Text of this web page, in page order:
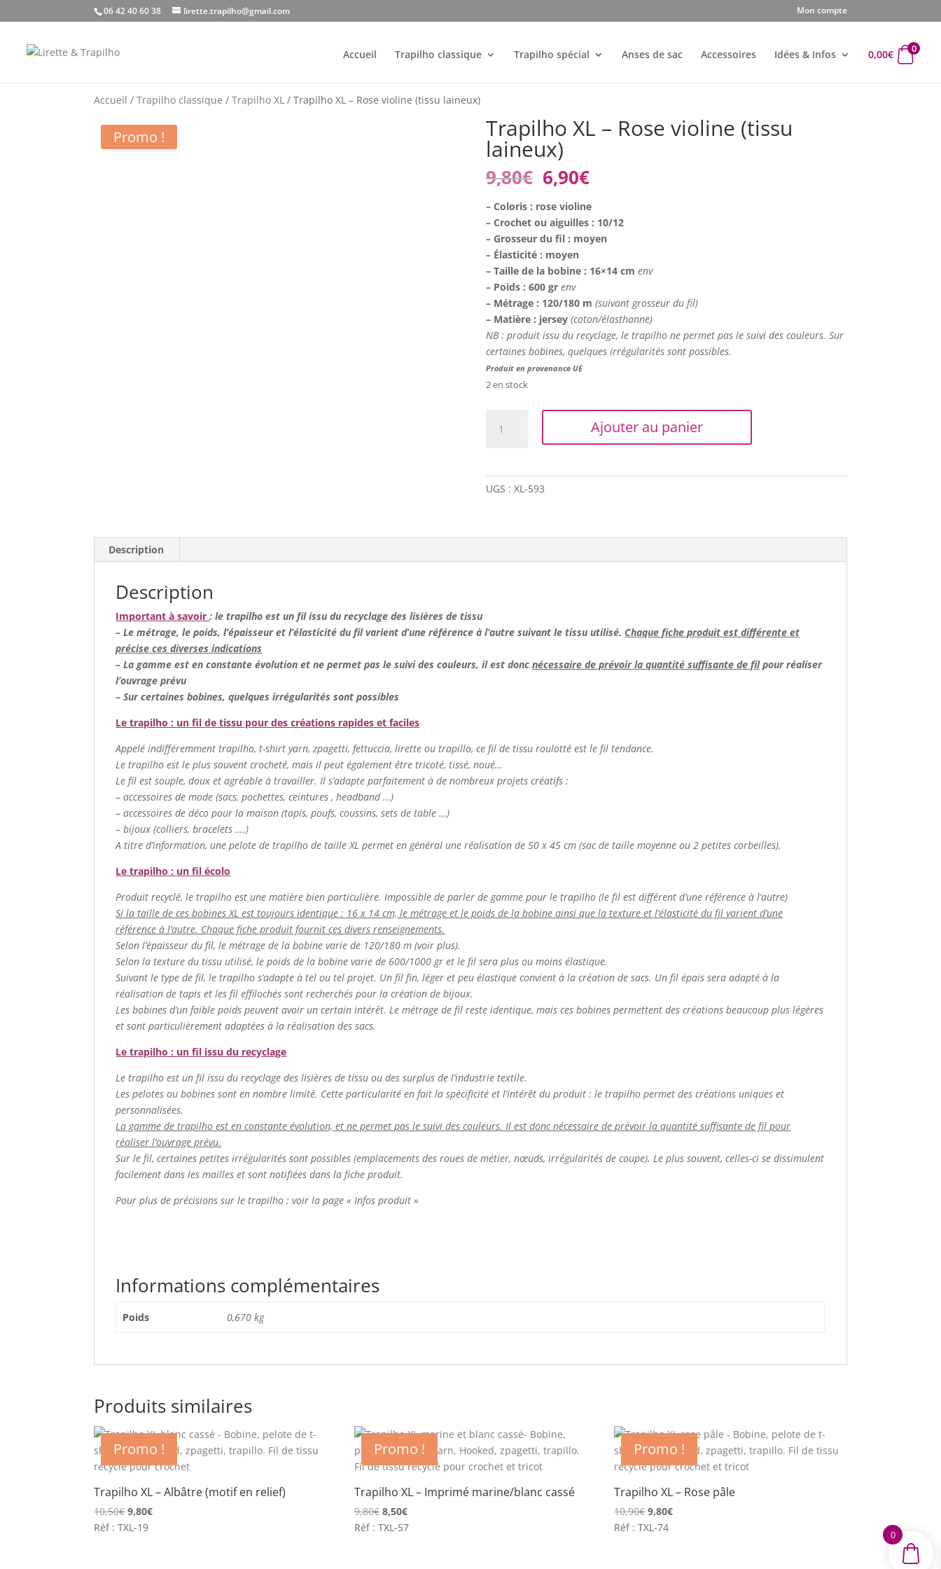
06 42 40 60 38 lirette.trapilho@gmail.com Mon compte
Accueil Trapilho classique Trapilho spécial Anses de sac Accessoires Idées & Infos 0,00€ 0
Accueil /Trapilho classique /Trapilho XL / Trapilho XL – Rose violine (tissu laineux)
Promo ! Trapilho XL – Rose violine (tissu
laineux)
9,80€ Le
prix
initial
était :
9,80€.
6,90€Le
prix
actuel
est :
6,90€.
– Coloris : rose violine
– Crochet ou aiguilles : 10/12
– Grosseur du fil : moyen
– Élasticité : moyen
– Taille de la bobine : 16×14 cm env
– Poids : 600 gr env
– Métrage : 120/180 m (suivant grosseur du fil)
– Matière : jersey (coton/élasthanne)
NB : produit issu du recyclage, le trapilho ne permet pas le suivi des couleurs. Sur
certaines bobines, quelques irrégularités sont possibles.
Produit en provenance UE
2 en stock
Ajouter au panier
UGS : XL-593
Description
Description
Important à savoir: le trapilho est un fil issu du recyclage des lisières de tissu
– Le métrage, le poids, l’épaisseur et l’élasticité du fil varient d’une référence à l’autre suivant le tissu utilisé. Chaque fiche produit est différente et
précise ces diverses indications
– La gamme est en constante évolution et ne permet pas le suivi des couleurs, il est doncnécessaire de prévoir la quantité suffisante de filpour réaliser
l’ouvrage prévu
–Sur certaines bobines, quelques irrégularités sont possibles
Le trapilho : un fil de tissu pour des créations rapides et faciles
Appelé indifféremment trapilho, t-shirt yarn, zpagetti, fettuccia, lirette ou trapillo, ce fil de tissu roulotté est le fil tendance.
Le trapilho est le plus souvent crocheté, mais il peut également être tricoté, tissé, noué…
Le fil est souple, doux et agréable à travailler. Il s’adapte parfaitement à de nombreux projets créatifs :
– accessoires de mode (sacs, pochettes, ceintures , headband …)
– accessoires de déco pour la maison (tapis, poufs, coussins, sets de table …)
– bijoux (colliers, bracelets ….)
A titre d’information, une pelote de trapilho de taille XL permet en général une réalisation de 50 x 45 cm (sac de taille moyenne ou 2 petites corbeilles).
Le trapilho : un fil écolo
Produit recyclé, le trapilho est une matière bien particulière. Impossible de parler de gamme pour le trapilho (le fil est différent d’une référence à l’autre)
Si la taille de ces bobines XL est toujours identique : 16 x 14 cm, le métrage et le poids de la bobine ainsi que la texture et l’élasticité du fil varient d’une
référence à l’autre. Chaque fiche produit fournit ces divers renseignements.
Selon l’épaisseur du fil, le métrage de la bobine varie de 120/180 m (voir plus).
Selon la texture du tissu utilisé, le poids de la bobine varie de 600/1000 gr et le fil sera plus ou moins élastique.
Suivant le type de fil, le trapilho s’adapte à tel ou tel projet. Un fil fin, léger et peu élastique convient à la création de sacs. Un fil épais sera adapté à la
réalisation de tapis et les fil effilochés sont recherchés pour la création de bijoux.
Les bobines d’un faible poids peuvent avoir un certain intérêt. Le métrage de fil reste identique, mais ces bobines permettent des créations beaucoup plus légères
et sont particulièrement adaptées à la réalisation des sacs.
Le trapilho : un fil issu du recyclage
Le trapilho est un fil issu du recyclage des lisières de tissu ou des surplus de l’industrie textile.
Les pelotes ou bobines sont en nombre limité. Cette particularité en fait la spécificité et l’intérêt du produit : le trapilho permet des créations uniques et
personnalisées.
La gamme de trapilho est en constante évolution, et ne permet pas le suivi des couleurs. Il est donc nécessaire de prévoir la quantité suffisante de fil pour
réaliser l’ouvrage prévu.
Sur le fil, certaines petites irrégularités sont possibles (emplacements des roues de métier, nœuds, irrégularités de coupe). Le plus souvent, celles-ci se dissimulent
facilement dans les mailles et sont notifiées dans la fiche produit.
Pour plus de précisions sur le trapilho : voir la page « Infos produit »
Informations complémentaires
Poids 0,670 kg
Produits similaires
Promo !
Trapilho XL – Albâtre (motif en relief)
10,50€Le
prix
9,80€Le
Réf : TXL-19
Promo !
Trapilho XL – Imprimé marine/blanc cassé
9,80€ Le
prix
8,50€Le
prix
Réf : TXL-57
Promo !
Trapilho XL – Rose pâle
10,90€Le
prix
9,80€Le
Réf : TXL-74
0